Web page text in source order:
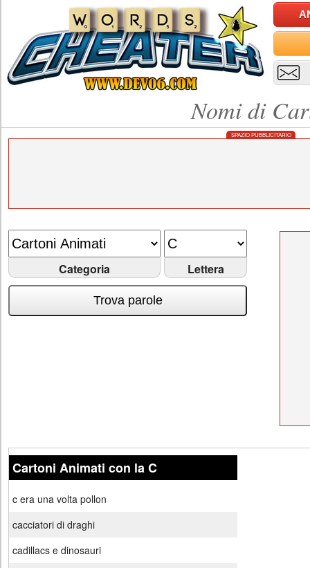
Nomi di
SPAZIO PUBBLICITARIO
Categoria Lettera
Trova parole
Cartoni Animati con la C
c era una volta pollon
cacciatori di draghi
cadillacs e dinosauri